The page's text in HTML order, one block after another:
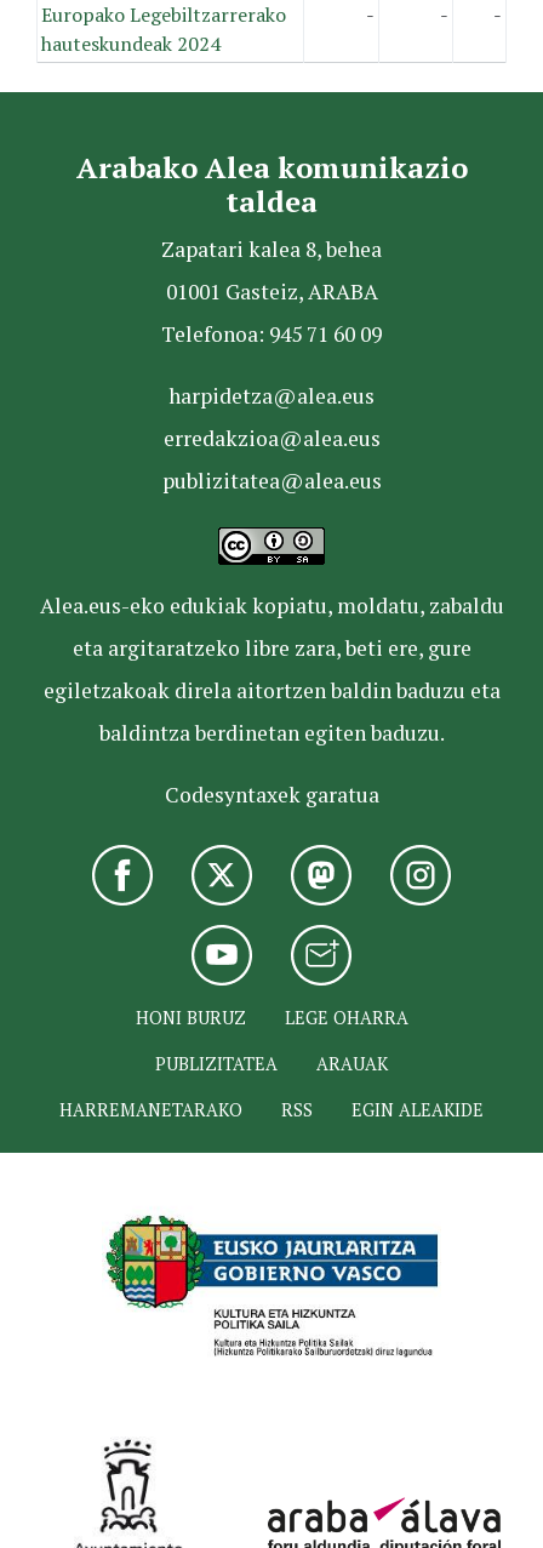
Europako Legebiltzarrerako
hauteskundeak 2024
- - -
Arabako Alea komunikazio
taldea
Zapatari kalea 8, behea
01001 Gasteiz, ARABA
Telefonoa: 945 71 60 09
harpidetza@alea.eus
erredakzioa@alea.eus
publizitatea@alea.eus
Alea.eus-eko edukiak kopiatu, moldatu, zabaldu
eta argitaratzeko libre zara, beti ere, gure
egiletzakoak direla aitortzen baldin baduzu eta
baldintza berdinetan egiten baduzu.
Codesyntaxek garatua
HONI BURUZ
LEGE OHARRA
PUBLIZITATEA
ARAUAK
HARREMANETARAKO
RSS EGIN ALEAKIDE